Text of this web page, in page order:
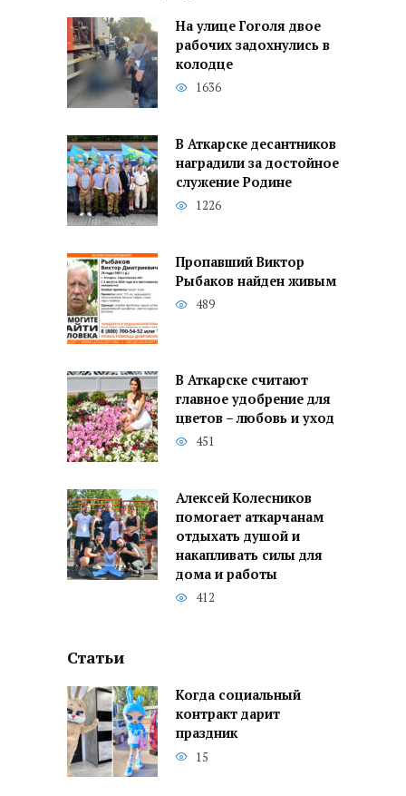
На улице Гоголя двое
рабочих задохнулись в
колодце
1636
В Аткарске десантников
наградили за достойное
служение Родине
1226
Пропавший Виктор
Рыбаков найден живым
489
В Аткарске считают
главное удобрение для
цветов – любовь и уход
451
Алексей Колесников
помогает аткарчанам
отдыхать душой и
накапливать силы для
дома и работы
412
Статьи
Когда социальный
контракт дарит
праздник
15